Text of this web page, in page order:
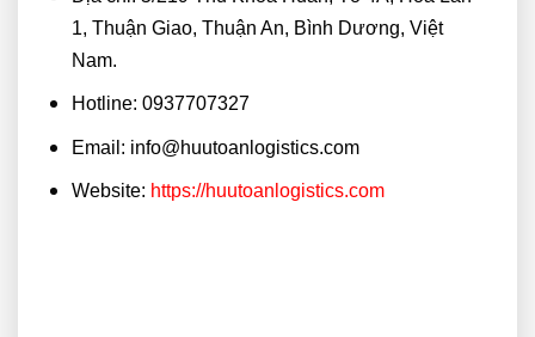
1, Thuận Giao, Thuận An, Bình Dương, Việt
Nam.
Hotline: 0937707327
Email: info@huutoanlogistics.com
Website: https://huutoanlogistics.com